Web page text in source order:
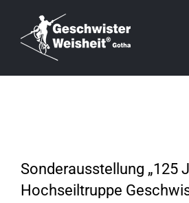
Inhalt
Hochseiltruppe
Sonderausstellung „125
Hochseiltruppe